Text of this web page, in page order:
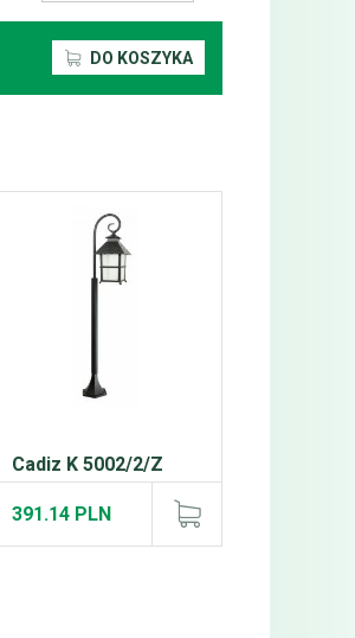
DO KOSZYKA
Cadiz K 5002/2/Z
391.14 PLN